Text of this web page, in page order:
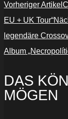
Vorheriger Artikel
EU + UK Tour⁣“
legendäre
Album
DAS
MÖGEN